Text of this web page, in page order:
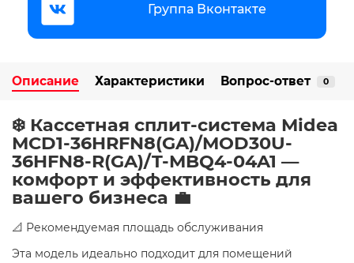
Группа Вконтакте
Описание Характеристики Вопрос-ответ 0
❄️ Кассетная сплит-система Midea
MCD1-36HRFN8(GA)/MOD30U-
36HFN8-R(GA)/T-MBQ4-04A1 —
комфорт и эффективность для
вашего бизнеса 💼
📐 Рекомендуемая площадь обслуживания
Эта модель идеально подходит для помещений